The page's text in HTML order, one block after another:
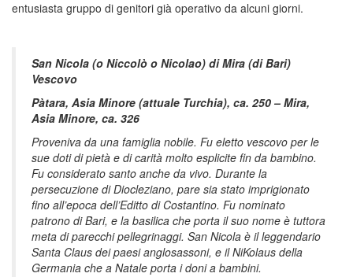
entusiasta gruppo di genitori già operativo da alcuni giorni.
San Nicola (o Niccolò o Nicolao) di Mira (di Bari)
Vescovo
Pàtara, Asia Minore (attuale Turchia), ca. 250 – Mira,
Asia Minore, ca. 326
Proveniva da una famiglia nobile. Fu eletto vescovo per le
sue doti di pietà e di carità molto esplicite fin da bambino.
Fu considerato santo anche da vivo. Durante la
persecuzione di Diocleziano, pare sia stato imprigionato
fino all’epoca dell’Editto di Costantino. Fu nominato
patrono di Bari, e la basilica che porta il suo nome è tuttora
meta di parecchi pellegrinaggi. San Nicola è il leggendario
Santa Claus dei paesi anglosassoni, e il NiKolaus della
Germania che a Natale porta i doni a bambini.